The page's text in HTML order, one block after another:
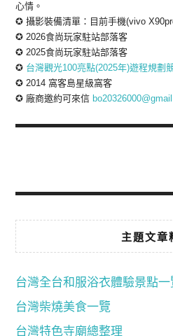
心情。
✪ 攝影裝備清單：目前手機(vivo
✪ 2026食尚玩家駐站部落客
✪ 2025食尚玩家駐站部落客
✪ 台灣觀光100亮點(2025年)遊程規劃
✪ 2014 窩客島星級窩客
✪ 廠商邀約可來信
主題文章
台灣全台和服浴衣體驗景點一
台灣柴燒美食一覽
台灣特色寺廟總整理